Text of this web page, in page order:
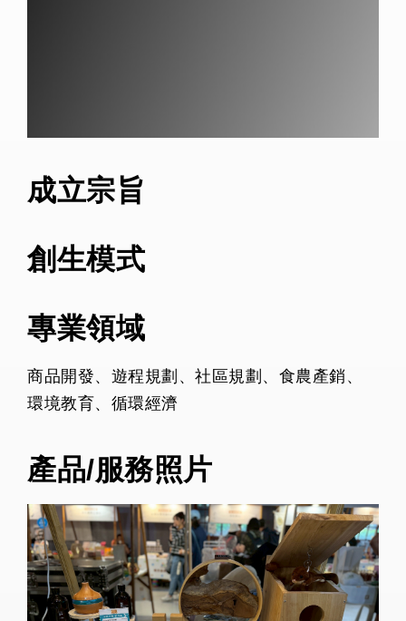
成立宗旨
創生模式
專業領域
商品開發、遊程規劃、社區規劃、食農產銷、
環境教育、循環經濟
產品/服務照片